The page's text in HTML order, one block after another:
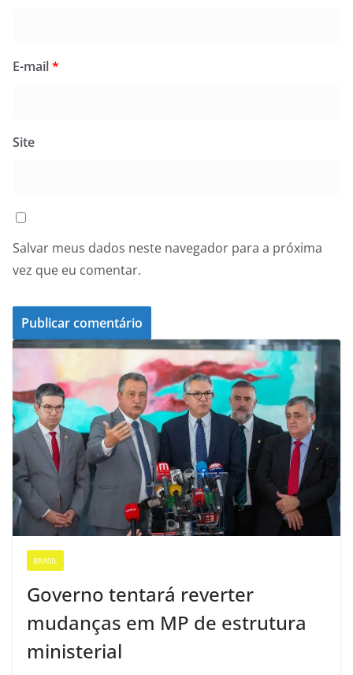
E-mail*
Site
Salvar meus dados neste navegador para a próxima
vez que eu comentar.
BRASIL
Governo tentará reverter
mudanças em MP de estrutura
ministerial